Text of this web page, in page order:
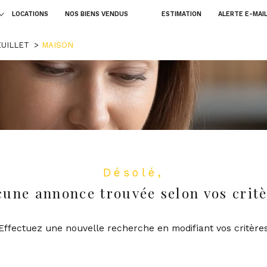
LOCATIONS NOS BIENS VENDUS ESTIMATION ALERTE E-MAIL
Estimer
1
LOCALISATION LOYER
voir les0annonces
1
LOCALISATION LOYER
MAISON
Désolé,
annonce trouvée selon vos
une nouvelle recherche en modifiant vos